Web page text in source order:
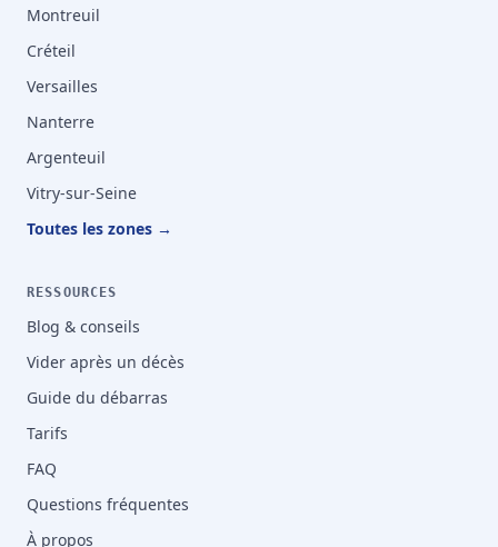
Montreuil
Créteil
Versailles
Nanterre
Argenteuil
Vitry-sur-Seine
Toutes les zones →
RESSOURCES
Blog & conseils
Vider après un décès
Guide du débarras
Tarifs
FAQ
Questions fréquentes
À propos